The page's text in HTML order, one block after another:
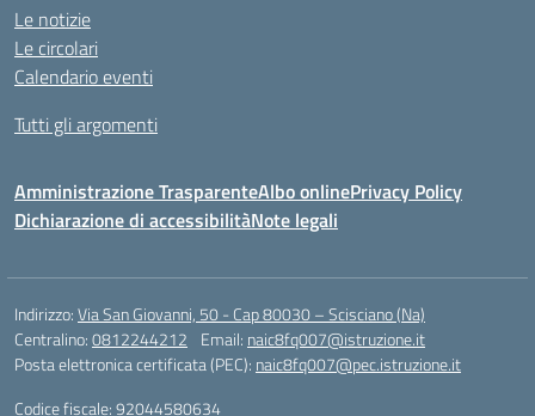
Le notizie
Le circolari
Calendario eventi
Tutti gli argomenti
Amministrazione TrasparenteAlbo onlinePrivacy Policy
Dichiarazione di accessibilitàNote legali
Indirizzo:Via San Giovanni, 50 - Cap 80030 – Scisciano (Na)
Centralino:0812244212 Email: naic8fq007@istruzione.it
Posta elettronica certificata (PEC): naic8fq007@pec.istruzione.it
Codice fiscale: 92044580634